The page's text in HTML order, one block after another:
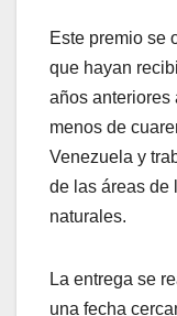
Este premio se
que hayan
años anteriores
menos de
Venezuela y
de las áreas de
naturales.
La entrega se
una fecha